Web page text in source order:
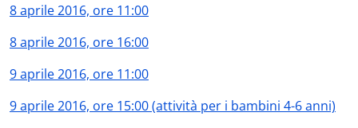
8 aprile 2016, ore 11:00
8 aprile 2016, ore 16:00
9 aprile 2016, ore 11:00
9 aprile 2016, ore 15:00 (attività per i bambini 4-6 anni)